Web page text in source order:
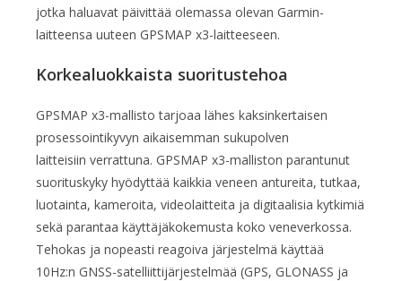
jotka haluavat päivittää olemassa olevan Garmin-
laitteensa uuteen GPSMAP x3-laitteeseen.
Korkealuokkaista suoritustehoa
GPSMAP x3-mallisto tarjoaa lähes kaksinkertaisen
prosessointikyvyn aikaisemman sukupolven
laitteisiin verrattuna. GPSMAP x3-malliston parantunut
suorituskyky hyödyttää kaikkia veneen antureita, tutkaa,
luotainta, kameroita, videolaitteita ja digitaalisia kytkimiä
sekä parantaa käyttäjä­kokemusta koko veneverkossa.
Tehokas ja nopeasti reagoiva järjestelmä käyttää
10Hz:n GNSS-satelliittijärjestelmää (GPS, GLONASS ja